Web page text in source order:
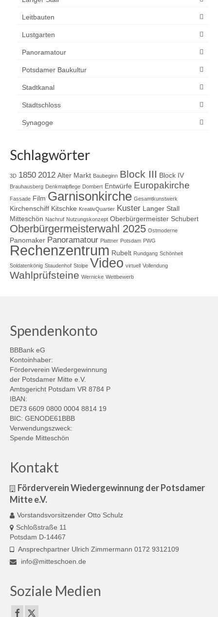
Leitbauten
Lustgarten
Panoramatour
Potsdamer Baukultur
Stadtkanal
Stadtschloss
Synagoge
Schlagwörter
3D 1850 2012 Alter Markt Baubeginn Block III Block IV
Brauhausberg Denkmalpflege Dombert Entwürfe Europakirche
Fassade Film Garnisonkirche Gesamtkunstwerk
Kirchenschiff Kitschke KreativQuartier Kuster Langer Stall
Mitteschön Nachruf Nutzungskonzept Oberbürgermeister Schubert
Oberbürgermeisterwahl 2025 Ostmoderne
Panomaker Panoramatour Plattner Potsdam PWG
Rechenzentrum Rubelt Rundgang Schönheit
Soldatenkönig Staudenhof Stolpe Video virtuell Vollendung
Wahlprüfsteine Wernicke Wettbewerb
Spendenkonto
BBBank eG
Kontoinhaber:
Förderverein Wiedergewinnung
der Potsdamer Mitte e.V.
Amtsgericht Potsdam VR 8784 P
IBAN:
DE73 6609 0800 0004 8814 19
BIC: GENODE61BBB
Verwendungszweck:
Spende Mitteschön
Kontakt
Förderverein Wiedergewinnung der Potsdamer
Mitte e.V.
Vorstandsvorsitzender Otto Schulz
Schloßstraße 11
Potsdam D-14467
Ansprechpartner Ulrich Zimmermann 0172 9312109
info@mitteschoen.de
Soziale Medien